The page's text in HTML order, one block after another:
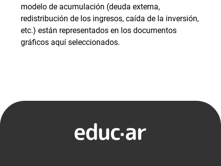
modelo de acumulación (deuda externa,
redistribución de los ingresos, caída de la inversión,
etc.) están representados en los documentos
gráficos aquí seleccionados.